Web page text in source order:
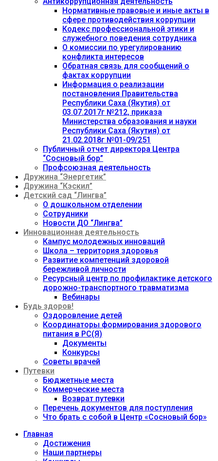
Нормативные правовые и иные акты в
сфере противодействия коррупции
Кодекс профессиональной этики и
служебного поведения сотрудника
О комиссии по урегулированию
конфликта интересов
Обратная связь для сообщений о
фактах коррупции
Информация о реализации
постановления Правительства
Республики Саха (Якутия) от
03.07.2017г №212, приказа
Министерства образования и науки
Республики Саха (Якутия) от
21.02.2018г №01-09/251
Публичный отчет директора Центра
“Сосновый бор”
Профсоюзная деятельность
Дружина “Энергетик”
Дружина “Кэскил”
Детский сад “Лингва”
О дошкольном отделении
Сотрудники
Новости ДО “Лингва”
Инновационная деятельность
Кампус молодежных инноваций
Школа – территория здоровья
Развитие компетенций здоровой
бережливой личности
Ресурсный центр по профилактике детского
дорожно-транспортного травматизма
Вебинары
Будь здоров!
Оздоровление детей
Координаторы формирования здорового
питания в РС(Я)
Документы
Конкурсы
Советы врачей
Путевки
Бюджетные места
Коммерческие места
Возврат путевки
Перечень документов для поступления
Что брать с собой в Центр «Сосновый бор»
Главная
Достижения
Наши партнеры